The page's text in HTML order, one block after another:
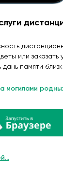
или заказать
дань памяти
могилами